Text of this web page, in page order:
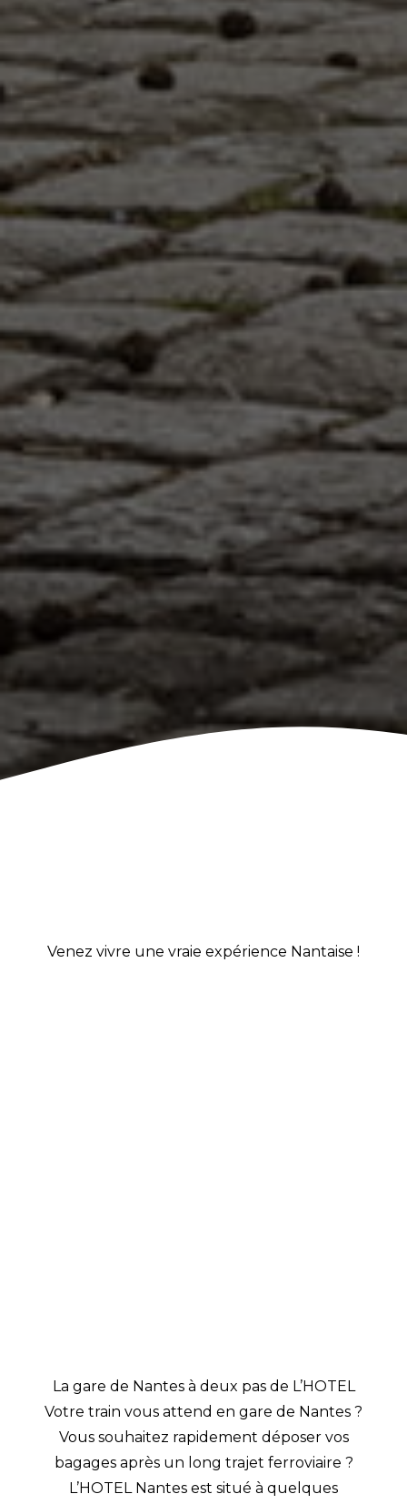
Venez vivre une vraie expérience Nantaise !
La gare de Nantes à deux pas de L’HOTEL
Votre train vous attend en gare de Nantes ?
Vous souhaitez rapidement déposer vos
bagages après un long trajet ferroviaire ?
L’HOTEL Nantes est situé à quelques